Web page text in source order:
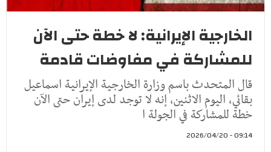
الخارجية الإيرانية: لا خطة حتى الآن
للمشاركة في مفاوضات قادمة
قال المتحدث باسم وزارة الخارجية الإيرانية اسماعيل
بقائي، اليوم الاثنين، إنه لا توجد لدى إيران حتى الآن
خطة للمشاركة في الجولة ا
09:14 - 2026/04/20